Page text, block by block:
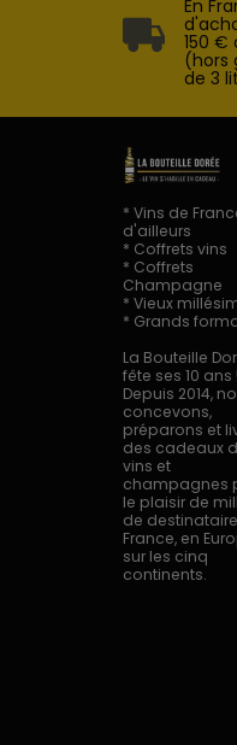
En
150 €
(hors
de 3
* Vins de
d'ailleurs
* Coffrets vins
* Coffrets
Champagne
* Vieux
* Grands
La Bouteille
fête ses 10 ans !
Depuis 2014,
concevons,
préparons et
des cadeaux
vins et
champagnes
le plaisir de
de
France, en
sur les cinq
continents.